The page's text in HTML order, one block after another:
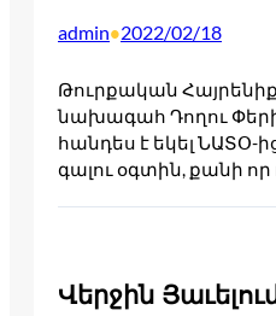
admin•2022/02/18
Թուրքական
նախագահ Դողու
հանդես է եկել ՆԱՏՕ-
գալու օգտին, քանի
Վերջին